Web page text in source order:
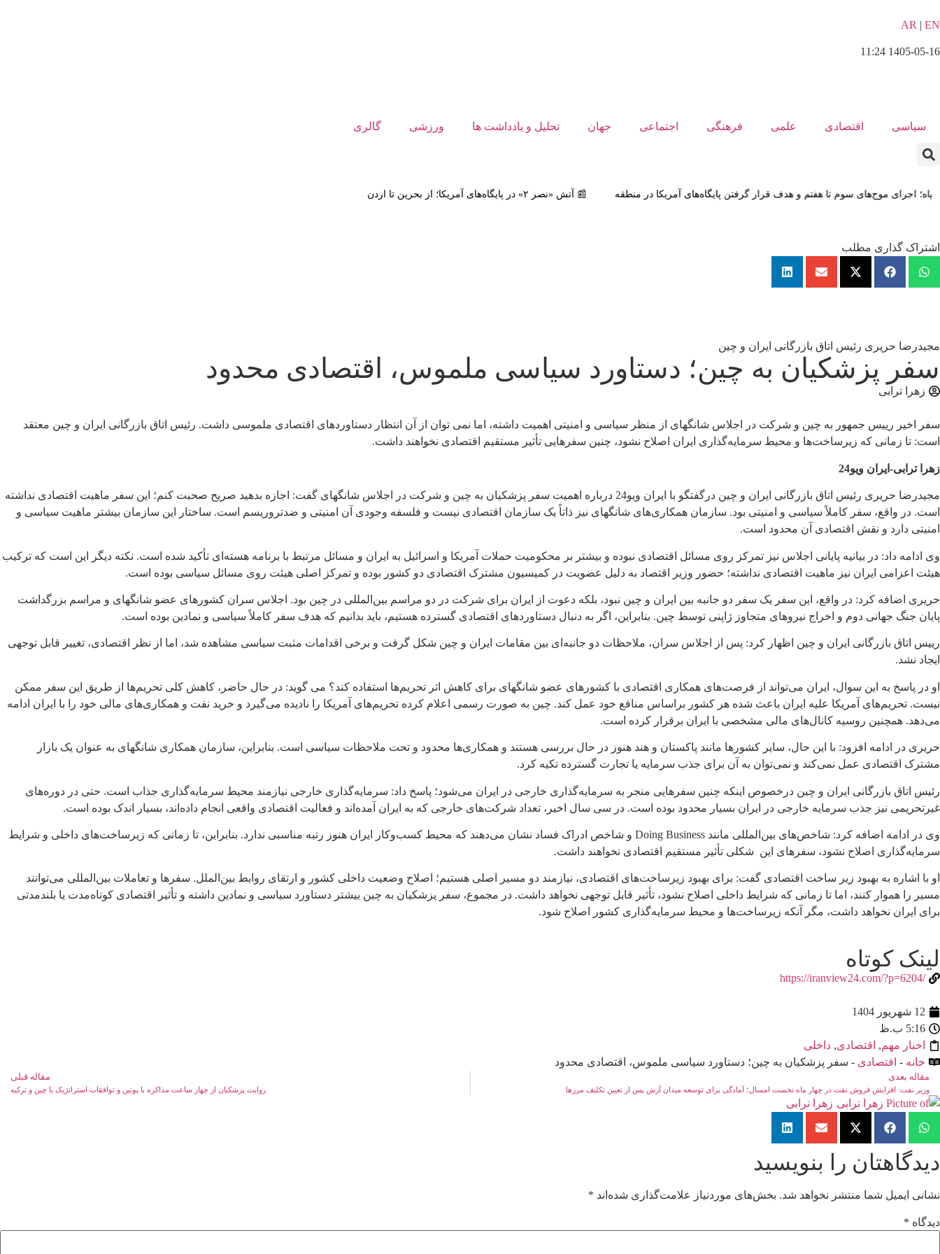
AR | EN
1405-05-16 11:24
سیاسی اقتصادی علمی فرهنگی اجتماعی جهان تحلیل و یادداشت ها ورزشی گالری
و هدف قرار گرفتن پایگاه‌های آمریکا در منطقه 📰آتش «نصر ۲» در پایگاه‌های آمریکا؛ از بحرین تا اردن
اشتراک گذاری مطلب
مجیدرضا حریری رئیس اتاق بازرگانی ایران و چین
سفر پزشکیان به چین؛ دستاورد سیاسی ملموس، اقتصادی محدود
زهرا ترابی
سفر اخیر رییس جمهور به چین و شرکت در اجلاس شانگهای از منظر سیاسی و امنیتی اهمیت داشته، اما نمی توان از آن انتظار دستاوردهای اقتصادی ملموسی داشت. رئیس اتاق بازرگانی ایران و چین معتقد
است: تا زمانی که زیرساخت‌ها و محیط سرمایه‌گذاری ایران اصلاح نشود، چنین سفرهایی تأثیر مستقیم اقتصادی نخواهند داشت.
زهرا ترابی-ایران ویو24
مجیدرضا حریری رئیس اتاق بازرگانی ایران و چین درگفتگو با ایران ویو24 درباره اهمیت سفر پزشکیان به چین و شرکت در اجلاس شانگهای گفت: اجازه بدهید صریح صحبت کنم؛ این سفر ماهیت اقتصادی نداشته
است. در واقع، سفر کاملاً سیاسی و امنیتی بود. سازمان همکاری‌های شانگهای نیز ذاتاً یک سازمان اقتصادی نیست و فلسفه وجودی آن امنیتی و ضدتروریسم است. ساختار این سازمان بیشتر ماهیت سیاسی و
امنیتی دارد و نقش اقتصادی آن محدود است.
وی ادامه داد: در بیانیه پایانی اجلاس نیز تمرکز روی مسائل اقتصادی نبوده و بیشتر بر محکومیت حملات آمریکا و اسرائیل به ایران و مسائل مرتبط با برنامه هسته‌ای تأکید شده است. نکته دیگر این است که ترکیب
هیئت اعزامی ایران نیز ماهیت اقتصادی نداشته؛ حضور وزیر اقتصاد به دلیل عضویت در کمیسیون مشترک اقتصادی دو کشور بوده و تمرکز اصلی هیئت روی مسائل سیاسی بوده است.
حریری اضافه کرد: در واقع، این سفر یک سفر دو جانبه بین ایران و چین نبود، بلکه دعوت از ایران برای شرکت در دو مراسم بین‌المللی در چین بود. اجلاس سران کشورهای عضو شانگهای و مراسم بزرگداشت
پایان جنگ جهانی دوم و اخراج نیروهای متجاوز ژاپنی توسط چین. بنابراین، اگر به دنبال دستاوردهای اقتصادی گسترده هستیم، باید بدانیم که هدف سفر کاملاً سیاسی و نمادین بوده است.
رییس اتاق بازرگانی ایران و چین اظهار کرد: پس از اجلاس سران، ملاحظات دو جانبه‌ای بین مقامات ایران و چین شکل گرفت و برخی اقدامات مثبت سیاسی مشاهده شد، اما از نظر اقتصادی، تغییر قابل توجهی
ایجاد نشد.
او در پاسخ به این سوال، ایران می‌تواند از فرصت‌های همکاری اقتصادی با کشورهای عضو شانگهای برای کاهش اثر تحریم‌ها استفاده کند؟ می گوید: در حال حاضر، کاهش کلی تحریم‌ها از طریق این سفر ممکن
نیست. تحریم‌های آمریکا علیه ایران باعث شده هر کشور براساس منافع خود عمل کند. چین به صورت رسمی اعلام کرده تحریم‌های آمریکا را نادیده می‌گیرد و خرید نفت و همکاری‌های مالی خود را با ایران ادامه
می‌دهد. همچنین روسیه کانال‌های مالی مشخصی با ایران برقرار کرده است.
حریری در ادامه افزود: با این حال، سایر کشورها مانند پاکستان و هند هنوز در حال بررسی هستند و همکاری‌ها محدود و تحت ملاحظات سیاسی است. بنابراین، سازمان همکاری شانگهای به عنوان یک بازار
مشترک اقتصادی عمل نمی‌کند و نمی‌توان به آن برای جذب سرمایه یا تجارت گسترده تکیه کرد.
رئیس اتاق بازرگانی ایران و چین درخصوص اینکه چنین سفرهایی منجر به سرمایه‌گذاری خارجی در ایران می‌شود؛ پاسخ داد: سرمایه‌گذاری خارجی نیازمند محیط سرمایه‌گذاری جذاب است. حتی در دوره‌های
غیرتحریمی نیز جذب سرمایه خارجی در ایران بسیار محدود بوده است. در سی سال اخیر، تعداد شرکت‌های خارجی که به ایران آمده‌اند و فعالیت اقتصادی واقعی انجام داده‌اند، بسیار اندک بوده است.
وی در ادامه اضافه کرد: شاخص‌های بین‌المللی مانند Doing Business و شاخص ادراک فساد نشان می‌دهند که محیط کسب‌وکار ایران هنوز رتبه مناسبی ندارد. بنابراین، تا زمانی که زیرساخت‌های داخلی و شرایط
سرمایه‌گذاری اصلاح نشود، سفرهای این شکلی تأثیر مستقیم اقتصادی نخواهند داشت.
او با اشاره به بهبود زیر ساخت اقتصادی گفت: برای بهبود زیرساخت‌های اقتصادی، نیازمند دو مسیر اصلی هستیم؛ اصلاح وضعیت داخلی کشور و ارتقای روابط بین‌الملل. سفرها و تعاملات بین‌المللی می‌توانند
مسیر را هموار کنند، اما تا زمانی که شرایط داخلی اصلاح نشود، تأثیر قابل توجهی نخواهد داشت. در مجموع، سفر پزشکیان به چین بیشتر دستاورد سیاسی و نمادین داشته و تأثیر اقتصادی کوتاه‌مدت یا بلندمدتی
برای ایران نخواهد داشت، مگر آنکه زیرساخت‌ها و محیط سرمایه‌گذاری کشور اصلاح شود.
لینک کوتاه
/https://iranview24.com/?p=6204
12 شهریور 1404
5:16 ب.ظ
اخبار مهم, اقتصادی, داخلی
خانه - اقتصادی - سفر پزشکیان به چین؛ دستاورد سیاسی ملموس، اقتصادی محدود
مقاله بعدی
وزیر نفت: افزایش فروش نفت در چهار ماه نخست امسال؛ آمادگی برای توسعه میدان آرش پس از تعیین تکلیف مرزها
مقاله قبلی
روایت پزشکیان از چهار ساعت مذاکره با پوتین و توافقات استراتژیک با چین و ترکیه
زهرا ترابی
دیدگاهتان را بنویسید
نشانی ایمیل شما منتشر نخواهد شد. بخش‌های موردنیاز علامت‌گذاری شده‌اند *
دیدگاه *